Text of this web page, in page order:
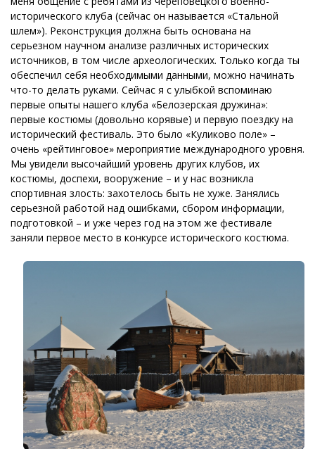
исторического клуба (сейчас он называется «Стальной
шлем»). Реконструкция должна быть основана на
серьезном научном анализе различных исторических
источников, в том числе археологических. Только когда ты
обеспечил себя необходимыми данными, можно начинать
что-то делать руками. Сейчас я с улыбкой вспоминаю
первые опыты нашего клуба «Белозерская дружина»:
первые костюмы (довольно корявые) и первую поездку на
исторический фестиваль. Это было «Куликово поле» –
очень «рейтинговое» мероприятие международного уровня.
Мы увидели высочайший уровень других клубов, их
костюмы, доспехи, вооружение – и у нас возникла
спортивная злость: захотелось быть не хуже. Занялись
серьезной работой над ошибками, сбором информации,
подготовкой – и уже через год на этом же фестивале
заняли первое место в конкурсе исторического костюма.